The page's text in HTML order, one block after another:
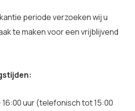
periode verzoeken wij u
te maken voor een vrijblijvend
16:00 uur (telefonisch tot 15:00